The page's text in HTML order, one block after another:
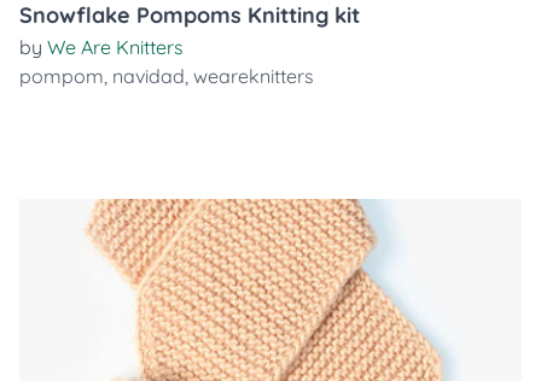
Snowflake Pompoms Knitting kit
by We Are Knitters
pompom, navidad, weareknitters